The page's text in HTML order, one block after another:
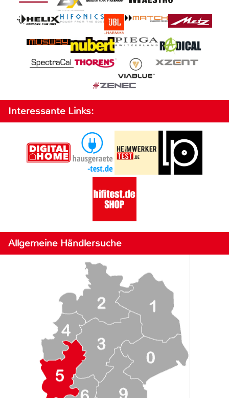
Interessante Links:
Allgemeine Händlersuche